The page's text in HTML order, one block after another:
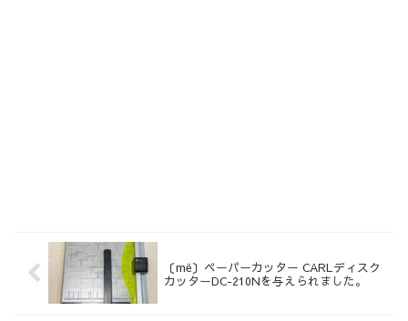
〔më〕ペーパーカッター CARLディスク
カッターDC-210Nを与えられました。